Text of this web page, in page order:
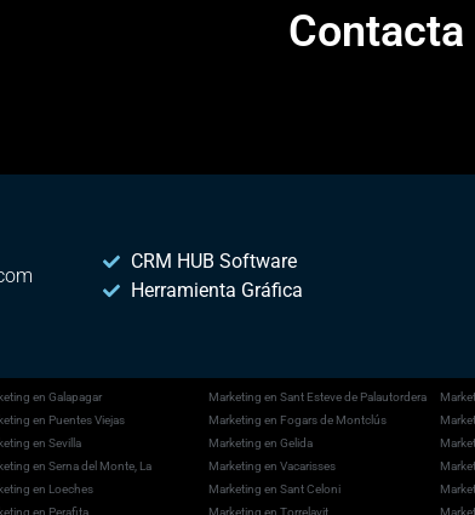
Contacta
CRM HUB Software
Herramienta Gráfica
en Galapagar Marketing en Sant Esteve de Palautordera
en Puentes Viejas Marketing en Fogars de Montclús
en Sevilla Marketing en Gelida
en Serna del Monte, La Marketing en Vacarisses
en Loeches Marketing en Sant Celoni